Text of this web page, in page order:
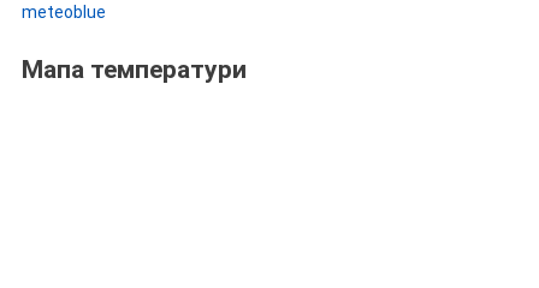
meteoblue
Мапа температури